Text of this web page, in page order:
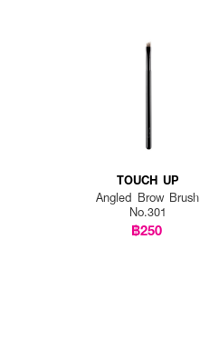
TOUCH UP
Angled Brow Brush
No.301
฿250